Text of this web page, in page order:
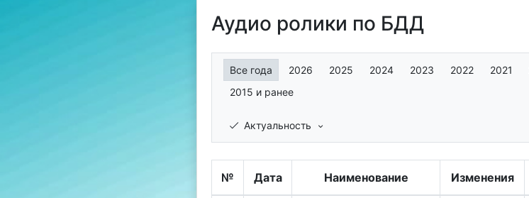
Аудио ролики по БДД
Все года 2026 2025 2024 2023 2022 2021
2015 и ранее
Актуальность
№ Дата Наименование Изменения